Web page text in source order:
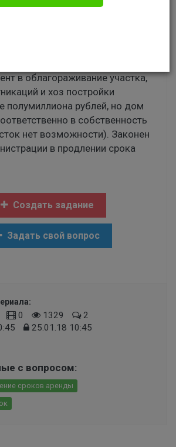
в облагораживание участка,
и хоз постройки
полумиллиона рублей, но дом
в собственность
нет возможности). Законен
в продлении срока
Создать задание
Задать свой вопрос
0 1329
2
25.01.18 10:45
с вопросом:
сроков аренды